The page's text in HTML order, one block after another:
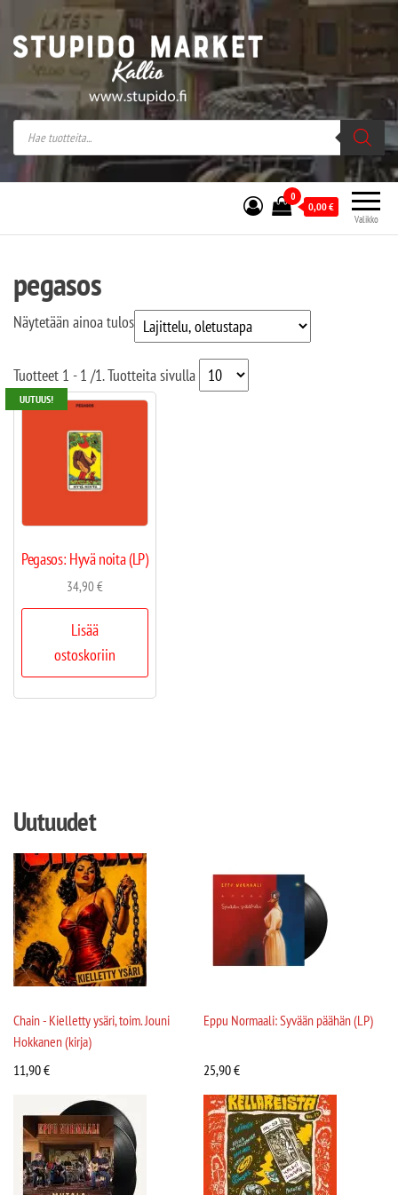
Stupido Market – verkossa ja kivijalassa
Stupido Market on vaihtoehtomusaan
erikoistunut verkko- sekä
kivijalkakauppa Helsingissä Kallion
sydämessä.
Valikko
0
0,00€
pegasos
Näytetään ainoa tulos
Tuotteet 1 - 1 /1. Tuotteita sivulla
UUTUUS!
Pegasos: Hyvä noita (LP)
34,90€
Lisää
ostoskoriin
Uutuudet
Chain - Kielletty ysäri, toim. Jouni
Hokkanen (kirja)
11,90€
Eppu Normaali: Syvään päähän (LP)
25,90€